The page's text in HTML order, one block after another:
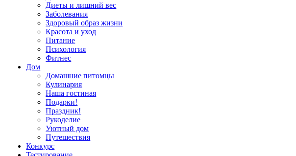
Диеты и лишний вес
Заболевания
Здоровый образ жизни
Красота и уход
Питание
Психология
Фитнес
Дом
Домашние питомцы
Кулинария
Наша гостиная
Подарки!
Праздник!
Рукоделие
Уютный дом
Путешествия
Конкурс